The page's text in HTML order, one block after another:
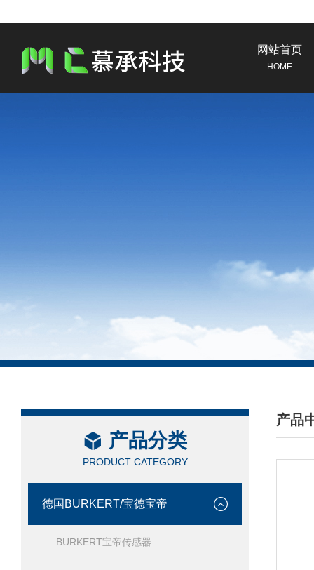
网站首页
HOME
产品分类
PRODUCT CATEGORY
德国BURKERT/宝德宝帝
BURKERT宝帝传感器
产品
/